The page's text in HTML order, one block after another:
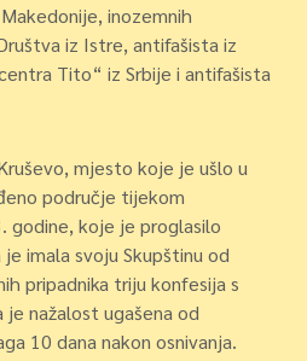
inozemnih
iz Istre, antifašista iz
Tito“ iz Srbije i antifašista
mjesto koje je ušlo u
područje tijekom
godine, koje je proglasilo
imala svoju Skupštinu od
pripadnika triju konfesija s
nažalost ugašena od
10 dana nakon osnivanja.